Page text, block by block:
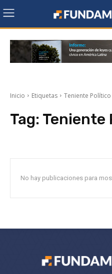
Inicio Etiquetas Teniente Político
Tag: Teniente
No hay publicaciones para